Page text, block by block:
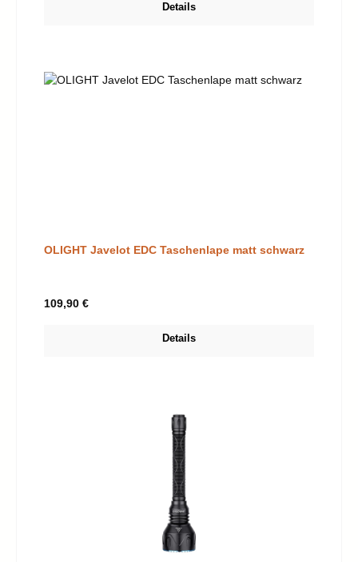
Details
OLIGHT Javelot EDC Taschenlape matt schwarz
Regulärer Preis:
109,90 €
Details